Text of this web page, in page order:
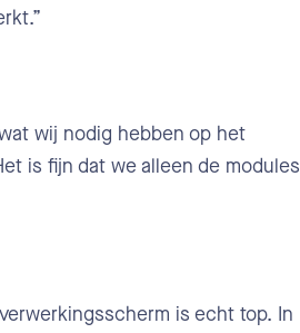
wij nodig hebben op het
is fijn dat we alleen de modules
is echt top. In